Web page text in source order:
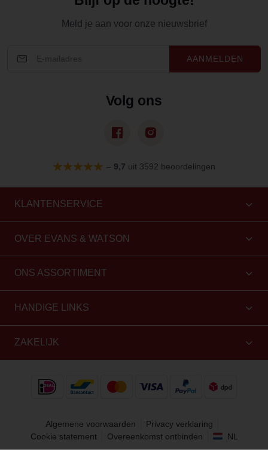
Meld je aan voor onze nieuwsbrief
AANMELDEN
Volg ons
– 9,7 uit 3592 beoordelingen
KLANTENSERVICE
OVER EVANS & WATSON
ONS ASSORTIMENT
HANDIGE LINKS
ZAKELIJK
Algemene voorwaarden
Privacy verklaring
Cookie statement
Overeenkomst ontbinden NL